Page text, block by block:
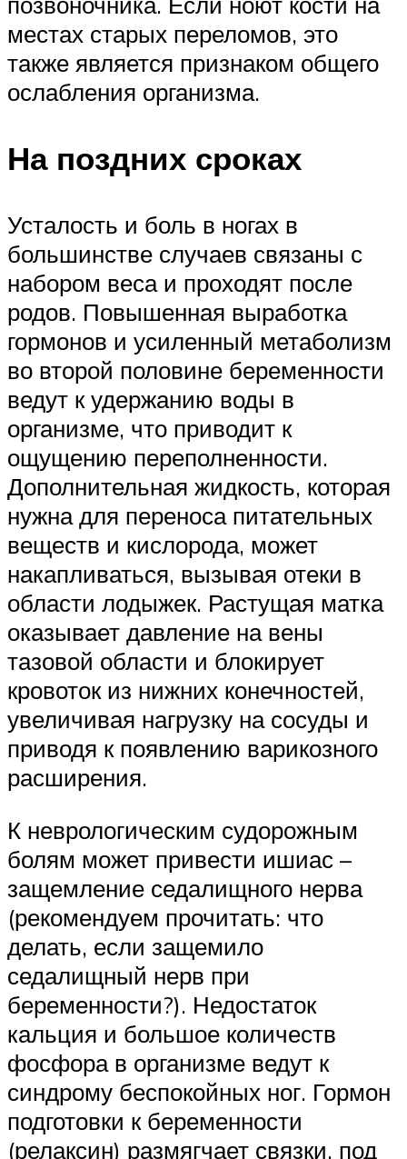
местах старых переломов, это
также является признаком общего
ослабления организма.
На поздних сроках
Усталость и боль в ногах в
большинстве случаев связаны с
набором веса и проходят после
родов. Повышенная выработка
гормонов и усиленный метаболизм
во второй половине беременности
ведут к удержанию воды в
организме, что приводит к
ощущению переполненности.
Дополнительная жидкость, которая
нужна для переноса питательных
веществ и кислорода, может
накапливаться, вызывая отеки в
области лодыжек. Растущая матка
оказывает давление на вены
тазовой области и блокирует
кровоток из нижних конечностей,
увеличивая нагрузку на сосуды и
приводя к появлению варикозного
расширения.
К неврологическим судорожным
болям может привести ишиас –
защемление седалищного нерва
(рекомендуем прочитать: что
делать, если защемило
седалищный нерв при
беременности?). Недостаток
кальция и большое количеств
фосфора в организме ведут к
синдрому беспокойных ног. Гормон
подготовки к беременности
(релаксин) размягчает связки, под